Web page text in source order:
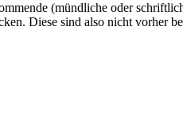
(mündliche oder
Diese sind also nicht vorher